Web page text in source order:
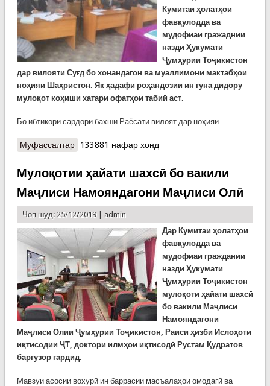
Кумитаи ҳолатҳои
фавқулодда ва
мудофиаи гражаднии
назди Ҳукумати
Ҷумҳурии Тоҷикистон
дар вилояти Суғд бо хонандагон ва муаллимони мактабҳои
ноҳияи Шаҳристон. Як ҳадафи роҳандозии ин гуна дидору
мулоқот коҳиши хатари офатҳои табиӣ аст.
Бо ибтикори сардори бахши Раёсати вилоят дар ноҳияи
Муфассалтаро Илоҷи воқеа пеш аз вуқӯъ
133881 нафар хонд
Мулоқотии ҳайати шахсӣ бо вакили
Маҷлиси Намояндагони Маҷлиси Олӣ
Чоп шуд: 25/12/2019 | admin
Дар Кумитаи ҳолатҳои
фавқулодда ва
мудофиаи граждании
назди Ҳукумати
Ҷумҳурии Тоҷикистон
мулоқоти ҳайати шахсӣ
бо вакили Маҷлиси
Намояндагони
Маҷлиси Олии Ҷумҳурии Тоҷикистон, Раиси ҳизби Ислоҳоти
иқтисодии ҶТ, доктори илмҳои иқтисодӣ Рустам Қудратов
баргузор гардид.
Мавзуи асосии вохурӣ ин баррасии масъалаҳои омодагӣ ва